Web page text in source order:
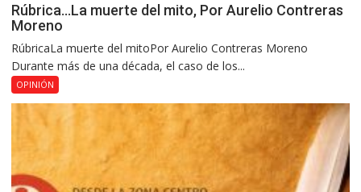
Rúbrica…La muerte del mito, Por Aurelio Contreras
Moreno
RúbricaLa muerte del mitoPor Aurelio Contreras Moreno
Durante más de una década, el caso de los...
OPINIÓN